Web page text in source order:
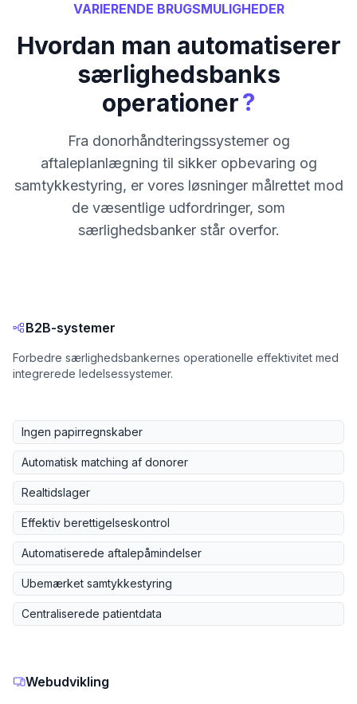
VARIERENDE BRUGSMULIGHEDER
Hvordan man automatiserer
særlighedsbanks
operationer?
Fra donorhåndteringssystemer og
aftaleplanlægning til sikker opbevaring og
samtykkestyring, er vores løsninger målrettet mod
de væsentlige udfordringer, som
særlighedsbanker står overfor.
B2B-systemer
Forbedre særlighedsbankernes operationelle effektivitet med
integrerede ledelsessystemer.
Ingen papirregnskaber
Automatisk matching af donorer
Realtidslager
Effektiv berettigelseskontrol
Automatiserede aftalepåmindelser
Ubemærket samtykkestyring
Centraliserede patientdata
Webudvikling